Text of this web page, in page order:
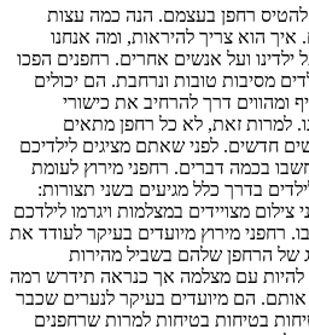
להטיס רחפן בעצמם. הנה כמה עצות
איך הוא צריך להיראות, ומה אנחנו
ועל אנשים אחרים. רחפנים הפכו
מסיבות טובות ונרחבת. הם יכולים
ומהווים דרך להרחיב את כישורי
למרות זאת, לא כל רחפן מתאים
חדשים. לפני שאתם מציגים לילדיכם
בכמה דברים. רחפני מירוץ לעומת
בדרך כלל מגיעים בשני תצורות:
צילום מצויידים במצלמות ויגרמו לילדכם
רחפני מירוץ מיועדים בעיקר לעודד את
של הרחפן שלהם בשביל מהירות
להיות עם מצלמה אך כנראה תידרש רמה
הם מיועדים בעיקר לנערים שכבר
בטיחות בטיחות למרות שרחפנים